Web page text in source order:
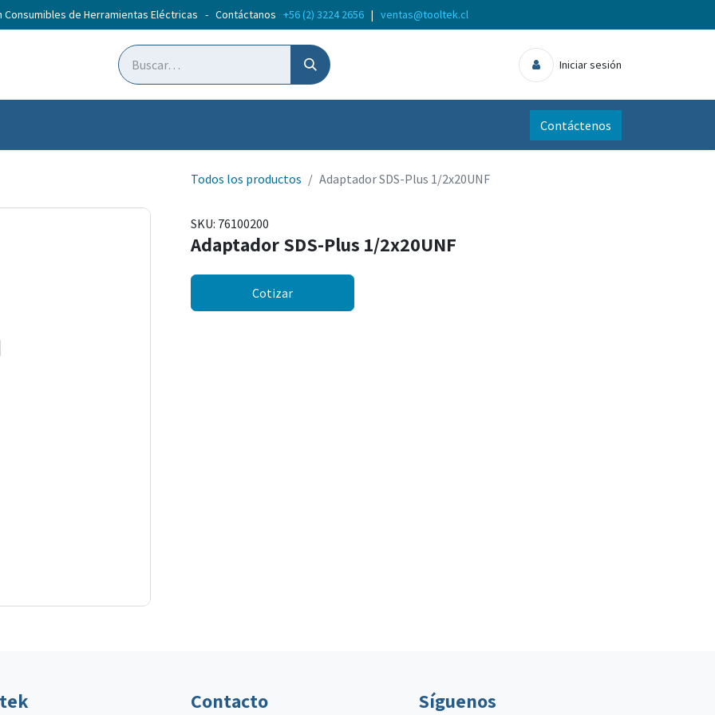
Consumibles de Herramientas Eléctricas - Contáctanos +56 (2) 3224 2656 | ventas@tooltek.cl
Iniciar sesión
Contáctenos
Todos los productos Adaptador SDS-Plus 1/2x20UNF
SKU: 76100200
Adaptador SDS-Plus 1/2x20UNF
Cotizar
Contacto Síguenos